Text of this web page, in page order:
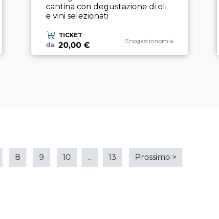
cantina con degustazione di oli
e vini selezionati
TICKET
da 20,00 €
Categoria esperienza
Enogastronomia
8 9 10 ... 13 Prossimo >